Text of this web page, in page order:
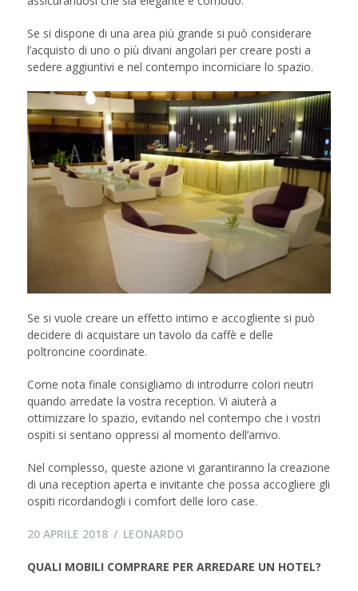
Se si dispone di una area più grande si può considerare
l’acquisto di uno o più divani angolari per creare posti a
sedere aggiuntivi e nel contempo incorniciare lo spazio.
Se si vuole creare un effetto intimo e accogliente si può
decidere di acquistare un tavolo da caffè e delle
poltroncine coordinate.
Come nota finale consigliamo di introdurre colori neutri
quando arredate la vostra reception. Vi aiuterà a
ottimizzare lo spazio, evitando nel contempo che i vostri
ospiti si sentano oppressi al momento dell’arrivo.
Nel complesso, queste azione vi garantiranno la creazione
di una reception aperta e invitante che possa accogliere gli
ospiti ricordandogli i comfort delle loro case.
20 APRILE 201820
2018
LEONARDO
QUALI MOBILI COMPRARE PER ARREDARE UN HOTEL?